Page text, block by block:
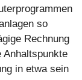
so
Rechnung
Anhaltspunkte
in etwa sein